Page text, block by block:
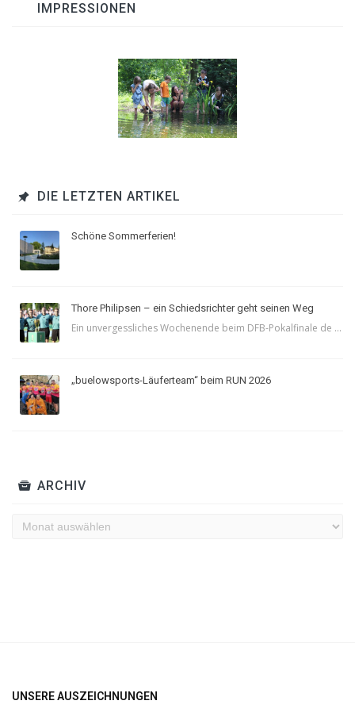
IMPRESSIONEN
DIE LETZTEN ARTIKEL
Schöne Sommerferien!
Thore Philipsen – ein Schiedsrichter geht seinen Weg
Ein unvergessliches Wochenende beim DFB-Pokalfinale de ...
„buelowsports-Läuferteam“ beim RUN 2026
ARCHIV
Archiv
UNSERE AUSZEICHNUNGEN